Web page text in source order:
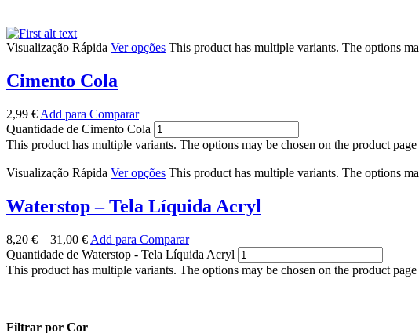
Visualização Rápida Ver opções This product has multiple variants. The options
Cimento Cola
2,99 € Add para Comparar
Quantidade de Cimento Cola
This product has multiple variants. The options may be chosen on the product page
Visualização Rápida Ver opções This product has multiple variants. The options
Waterstop – Tela Líquida Acryl
8,20 € – 31,00 € Add para Comparar
Quantidade de Waterstop - Tela Líquida Acryl
This product has multiple variants. The options may be chosen on the product page
Filtrar por Cor